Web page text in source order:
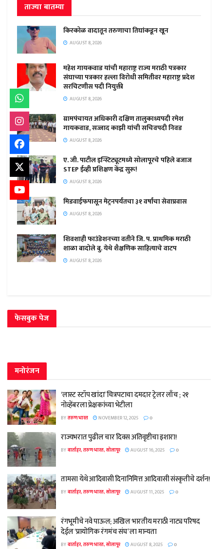
ताज्या बातम्या
किरकोळ वादातून तरुणाचा तिघांकडून खून
AUGUST 8, 2026
महेश गायकवाड यांची महाराष्ट्र राज्य मराठी पत्रकार
संघाच्या पत्रकार हल्ला विरोधी समितीवर महाराष्ट्र प्रदेश
सरचिटणीस पदी नियुक्ती
AUGUST 8, 2026
ग्रामपंचायत अधिकारी दक्षिण तालुकाध्यपदी रमेश
गायकवाड, सज्जाद काझी यांची सचिवपदी निवड
AUGUST 8, 2026
ए. जी. पाटील इन्स्टिट्यूटमध्ये सोलापूरचे पहिले बजाज
STEP ईव्ही प्रशिक्षण केंद्र सुरू!
AUGUST 8, 2026
मिडवाईफपासून मेट्रनपर्यंतचा ३१ वर्षांचा सेवाप्रवास
AUGUST 8, 2026
शिवशाही फाउंडेशनच्या वतीने जि. प. प्राथमिक मराठी
शाळा बादोले बु. येथे शैक्षणिक साहित्याचे वाटप
AUGUST 8, 2026
फेसबुक पेज
मनोरंजन
‘लास्ट स्टॉप खांदा’ चित्रपटाचा दमदार ट्रेलर लाँच ; २१
नोव्हेंबरला प्रेक्षकांच्या भेटीला
BYतरुण भारत NOVEMBER 12, 2025 0
राज्यभरात पुढील चार दिवस अतिवृष्टीचा इशारा!
BYवार्ताहर, तरुण भारत, सोलापूर AUGUST 16, 2025 0
तामसा येथे आदिवासी दिनानिमित्त आदिवासी संस्कृतीचे दर्शन!
BYवार्ताहर, तरुण भारत, सोलापूर AUGUST 11, 2025 0
रंगभूमीचे नवे पाऊल; अखिल भारतीय मराठी नाट्य परिषद
देईल ‘प्रायोगिक रंगमंच संघ’ ला मान्यता
BYवार्ताहर, तरुण भारत, सोलापूर AUGUST 8, 2025 0